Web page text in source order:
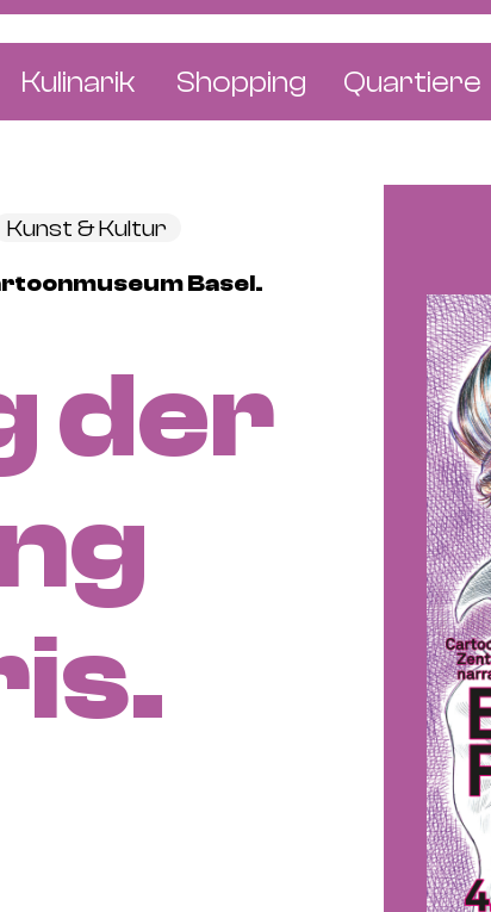
Kulinarik Shopping
Schmuck & Uhren
Blumen & Pflanzen
Quartiere
Kleinbasel
Klybeck
St. Johann
Wettstein
Kunst & Kultur
Basel.
der